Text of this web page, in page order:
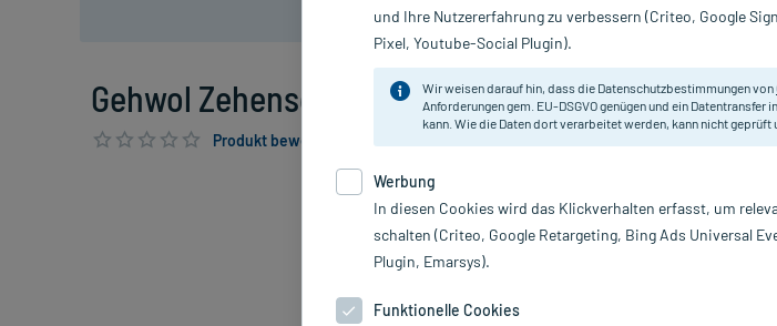
Nur für kurze Zeit:Gratis-
Gehwol Zehenschutzring G klein, 2 St
Produkt bewerten & PlusHerzen sichern
und Ihre Nutzererfahrung zu verbessern (Criteo, Google
Pixel, Youtube-Social Plugin).
Wir weisen darauf hin, dass die Datenschutzbestimmungen von
Anforderungen gem. EU-DSGVO genügen und ein
kann. Wie die Daten dort verarbeitet werden, kann nicht geprüft
Werbung
In diesen Cookies wird das Klickverhalten erfasst, um
schalten (Criteo, Google Retargeting, Bing Ads Universal
Plugin, Emarsys).
Funktionelle Cookies